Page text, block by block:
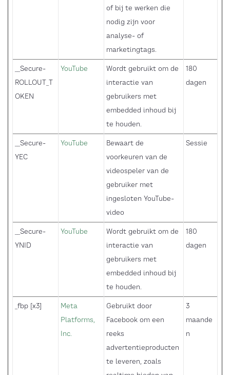
of bij te werken die
nodig zijn voor
analyse- of
marketingtags.
__Secure-
ROLLOUT_T
OKEN
YouTube
Wordt gebruikt om de
interactie van
gebruikers met
embedded inhoud bij
te houden.
180
dagen
__Secure-
YEC
YouTube
Bewaart de
voorkeuren van de
videospeler van de
gebruiker met
ingesloten YouTube-
video
Sessie
__Secure-
YNID
YouTube
Wordt gebruikt om de
interactie van
gebruikers met
embedded inhoud bij
te houden.
180
dagen
_fbp [x3]
Meta
Platforms,
Inc.
Gebruikt door
Facebook om een
reeks
advertentieproducten
te leveren, zoals
3
maande
n